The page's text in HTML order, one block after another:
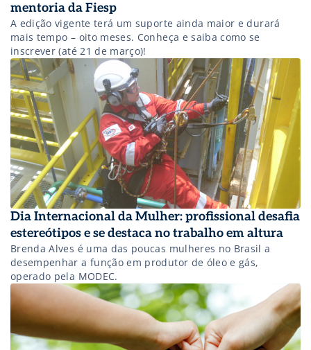
mentoria da Fiesp
A edição vigente terá um suporte ainda maior e durará
mais tempo – oito meses. Conheça e saiba como se
inscrever (até 21 de março)!
Dia Internacional da Mulher: profissional desafia
estereótipos e se destaca no trabalho em altura
Brenda Alves é uma das poucas mulheres no Brasil a
desempenhar a função em produtor de óleo e gás,
operado pela MODEC.